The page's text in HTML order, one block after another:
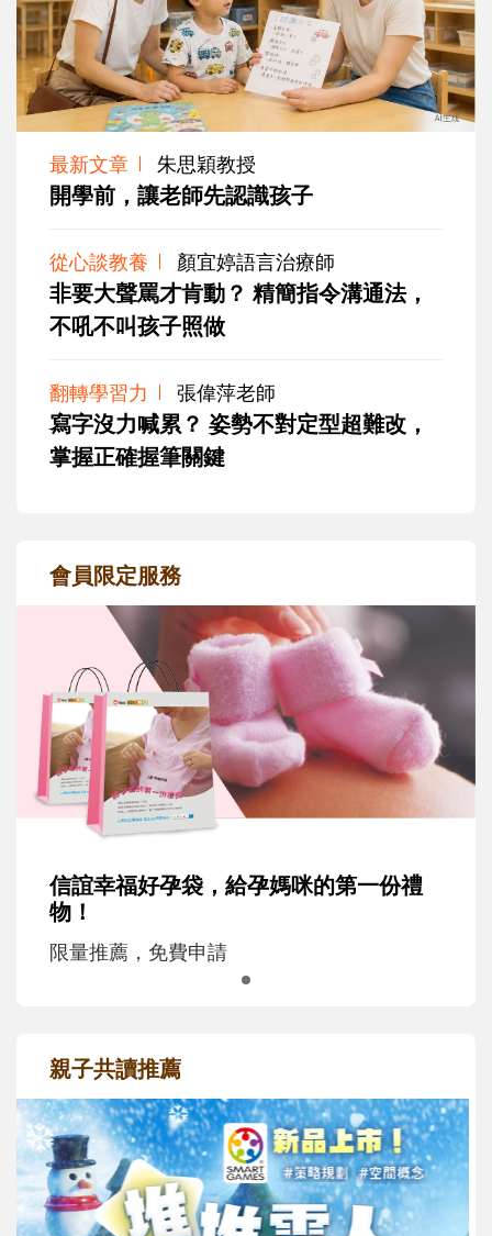
最新文章 朱思穎教授
開學前，讓老師先認識孩子
從心談教養 顏宜婷語言治療師
非要大聲罵才肯動？ 精簡指令溝通法，
不吼不叫孩子照做
翻轉學習力 張偉萍老師
寫字沒力喊累？ 姿勢不對定型超難改，
掌握正確握筆關鍵
會員限定服務
信誼幸福好孕袋，給孕媽咪的第一份禮
物！
限量推薦，免費申請
親子共讀推薦